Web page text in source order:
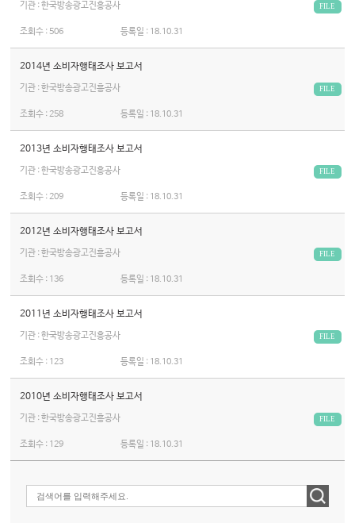
기관 : 한국방송광고진흥공사 FILE
조회수 : 506 등록일 : 18.10.31
2014년 소비자행태조사 보고서
기관 : 한국방송광고진흥공사 FILE
조회수 :258 등록일 : 18.10.31
2013년 소비자행태조사 보고서
기관 : 한국방송광고진흥공사 FILE
조회수 :209 등록일 : 18.10.31
2012년 소비자행태조사 보고서
기관 : 한국방송광고진흥공사 FILE
조회수 : 136 등록일 : 18.10.31
2011년 소비자행태조사 보고서
기관 : 한국방송광고진흥공사 FILE
조회수 : 123 등록일 : 18.10.31
2010년 소비자행태조사 보고서
기관 : 한국방송광고진흥공사 FILE
조회수 : 129 등록일 : 18.10.31